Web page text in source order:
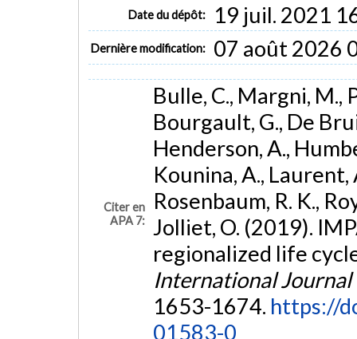
Date du dépôt: 19 juil. 2021
Dernière modification: 07 août 2026
Citer en
APA 7:
Bulle, C., Margni, M.,
Bourgault, G., De
Henderson, A.,
Kounina, A., Laurent,
Rosenbaum, R. K.,
Jolliet, O. (2019).
regionalized life
International Journal
1653-1674. https://
01583-0